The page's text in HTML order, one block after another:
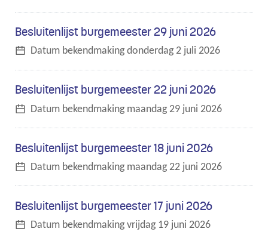
Besluitenlijst burgemeester 29 juni 2026
Datum bekendmakingdonderdag 2 juli 2026
Besluitenlijst burgemeester 22 juni 2026
Datum bekendmakingmaandag 29 juni 2026
Besluitenlijst burgemeester 18 juni 2026
Datum bekendmakingmaandag 22 juni 2026
Besluitenlijst burgemeester 17 juni 2026
Datum bekendmakingvrijdag 19 juni 2026